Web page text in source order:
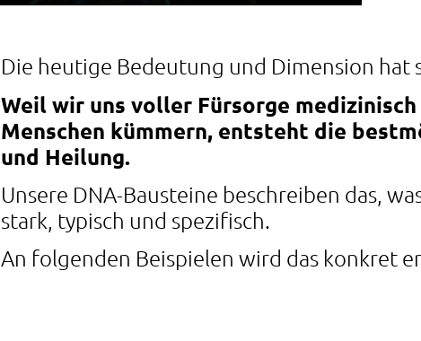
Die heutige Bedeutung und Dimension
Weil wir uns voller Fürsorge
Menschen kümmern, entsteht die
und Heilung.
Unsere DNA-Bausteine beschreiben das,
stark, typisch und spezifisch.
An folgenden Beispielen wird das konkret